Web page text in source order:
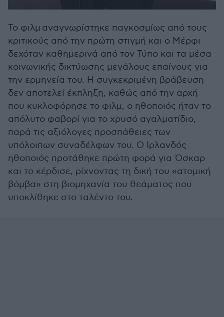
Το φιλμ αναγνωρίστηκε παγκοσμίως από τους
κριτικούς από την πρώτη στιγμή και ο Μέρφι
δεχόταν καθημερινά από τον Τύπο και τα μέσα
κοινωνικής δικτύωσης μεγάλους επαίνους για
την ερμηνεία του. Η συγκεκριμένη βράβευση
δεν αποτελεί έκπληξη, καθώς από την αρχή
που κυκλοφόρησε το φιλμ, ο ηθοποιός ήταν το
απόλυτο φαβορί για το χρυσό αγαλματίδιο,
παρά τις αξιόλογες προσπάθειες των
υπόλοιπων συναδέλφων του. O Iρλανδός
ηθοποιός προτάθηκε πρώτη φορά για Όσκαρ
και το κέρδισε, ρίχνοντας τη δική του «ατομική
βόμβα» στη βιομηχανία του θεάματος που
υποκλίθηκε στο ταλέντο του.